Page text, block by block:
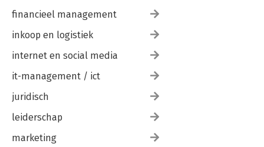
financieel management
inkoop en logistiek
internet en social media
it-management / ict
juridisch
leiderschap
marketing